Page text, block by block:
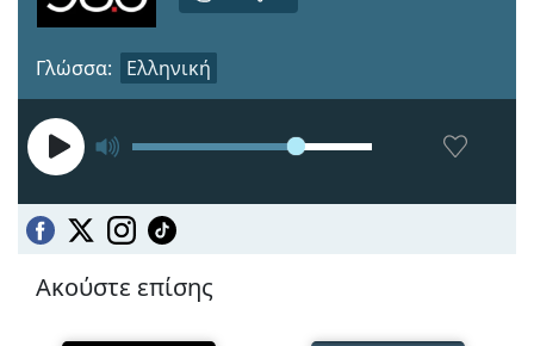
Γλώσσα: Ελληνική
Ακούστε επίσης